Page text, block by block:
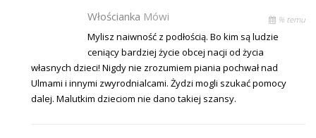
Włościanka Mówi % temu
Mylisz naiwność z podłością. Bo kim są ludzie
ceniący bardziej życie obcej nacji od życia
własnych dzieci! Nigdy nie zrozumiem piania pochwał nad
Ulmami i innymi zwyrodnialcami. Żydzi mogli szukać pomocy
dalej. Malutkim dzieciom nie dano takiej szansy.